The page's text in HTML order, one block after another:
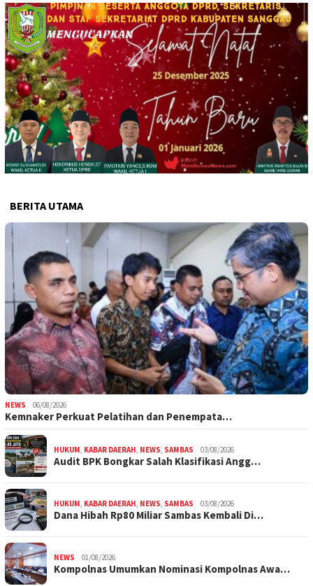
BERITA UTAMA
NEWS 06/08/2026
Kemnaker Perkuat Pelatihan dan Penempata…
HUKUM, KABAR DAERAH, NEWS, SAMBAS 03/08/2026
Audit BPK Bongkar Salah Klasifikasi Angg…
HUKUM, KABAR DAERAH, NEWS, SAMBAS 03/08/2026
Dana Hibah Rp80 Miliar Sambas Kembali Di…
NEWS 01/08/2026
Kompolnas Umumkan Nominasi Kompolnas Awa…